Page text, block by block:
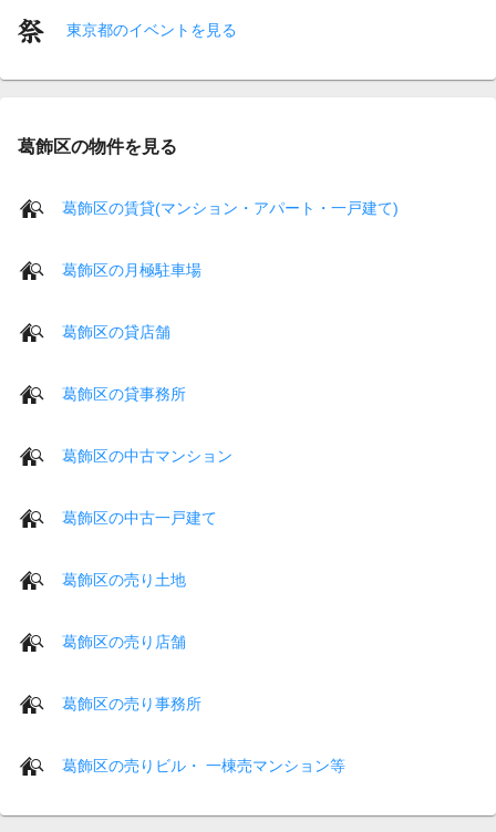
東京都のイベントを見る
葛飾区の物件を見る
葛飾区の賃貸(マンション・アパート・一戸建て)
葛飾区の月極駐車場
葛飾区の貸店舗
葛飾区の貸事務所
葛飾区の中古マンション
葛飾区の中古一戸建て
葛飾区の売り土地
葛飾区の売り店舗
葛飾区の売り事務所
葛飾区の売りビル・ 一棟売マンション等